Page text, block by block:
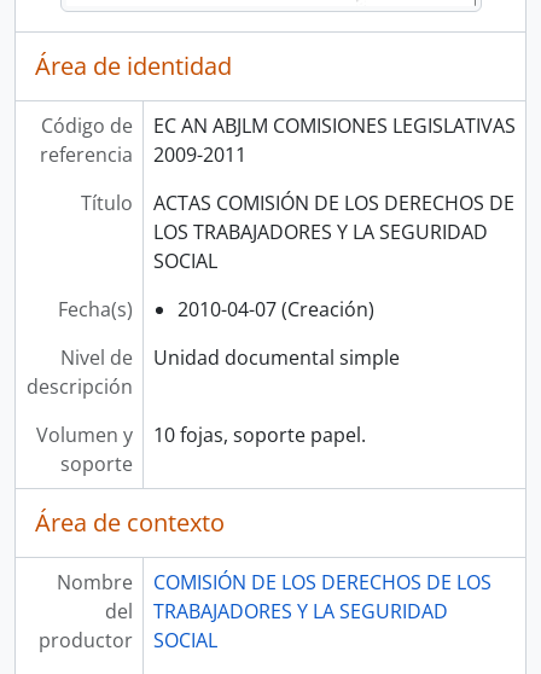
Área de identidad
Código de
referencia
EC AN ABJLM COMISIONES LEGISLATIVAS
2009-2011
Título
ACTAS COMISIÓN DE LOS DERECHOS DE
LOS TRABAJADORES Y LA SEGURIDAD
SOCIAL
Fecha(s)
2010-04-07 (Creación)
Nivel de
descripción
Unidad documental simple
Volumen y
soporte
10 fojas, soporte papel.
Área de contexto
Nombre
del
productor
COMISIÓN DE LOS DERECHOS DE LOS
TRABAJADORES Y LA SEGURIDAD
SOCIAL